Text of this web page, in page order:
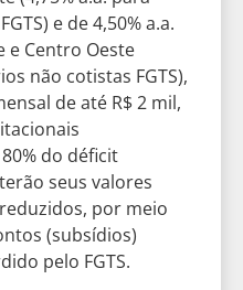
e de 4,50% a.a.
e Centro Oeste
não cotistas FGTS),
de até R$ 2 mil,
do déficit
seus valores
por meio
(subsídios)
pelo FGTS.